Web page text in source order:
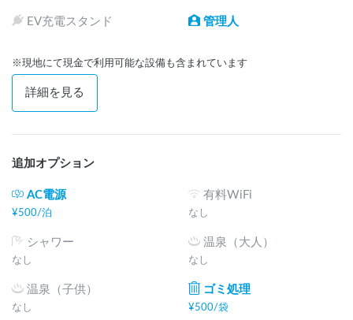
EV充電スタンド 管理人
※現地にて現金で利用可能な設備も含まれています
詳細を見る
追加オプション
AC電源
¥500/泊
有料WiFi
なし
シャワー
なし
温泉（大人）
なし
温泉（子供）
なし
ゴミ処理
¥500/袋